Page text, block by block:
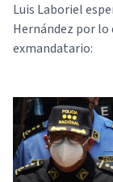
Luis Laboriel
Hernández por lo
exmandatario: